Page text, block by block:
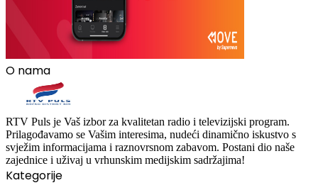
O nama
RTV Puls je Vaš izbor za kvalitetan radio i televizijski program.
Prilagođavamo se Vašim interesima, nudeći dinamično iskustvo s
svježim informacijama i raznovrsnom zabavom. Postani dio naše
zajednice i uživaj u vrhunskim medijskim sadržajima!
Kategorije